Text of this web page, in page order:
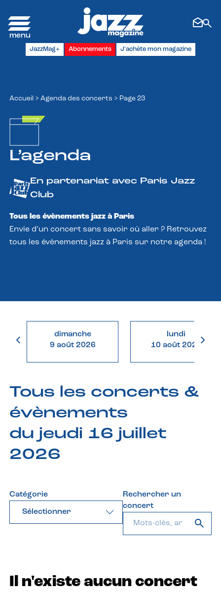
JazzMag+ Abonnements J'achète mon magazine
Accueil > Agenda des concerts > Page 23
L’agenda
En partenariat avec Paris Jazz
Club
Tous les évènements jazz à Paris
Envie d’un concert sans savoir où aller ? Retrouvez
tous les évènements jazz à Paris sur notre agenda !
dimanche
9 août 2026
lundi
10 août 2026
Tous les concerts &
évènements
du jeudi 16 juillet
2026
Catégorie
Sélectionner
Rechercher un
concert
Il n'existe aucun concert